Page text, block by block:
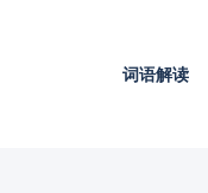
词语解读